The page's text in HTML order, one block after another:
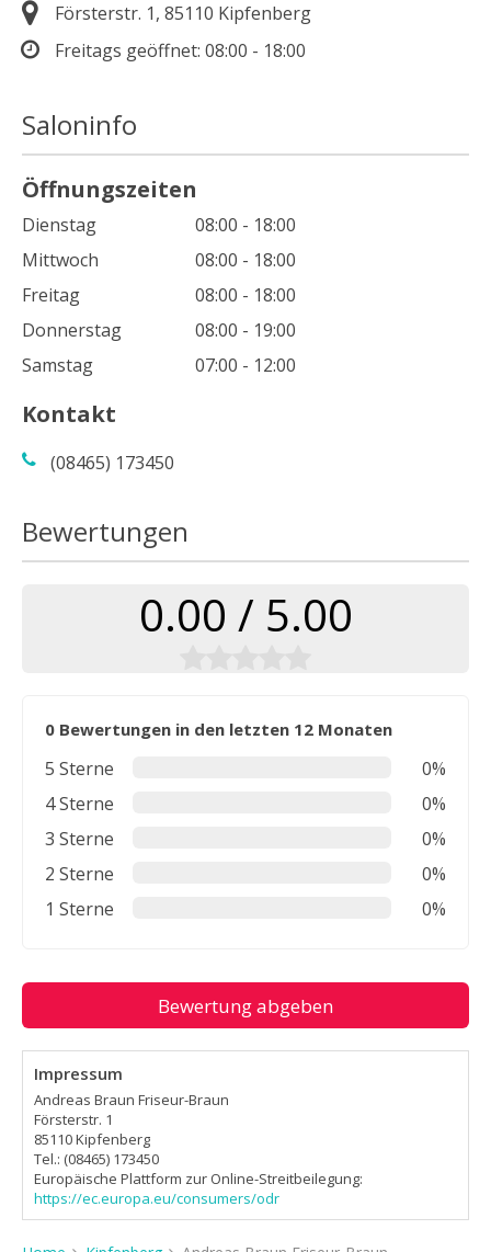
Försterstr. 1, 85110 Kipfenberg
Freitags geöffnet: 08:00 - 18:00
Saloninfo
Öffnungszeiten
Dienstag
08:00 - 18:00
Mittwoch
08:00 - 18:00
Freitag
08:00 - 18:00
Donnerstag
08:00 - 19:00
Samstag
07:00 - 12:00
Kontakt
(08465) 173450
Bewertungen
0.00 / 5.00
0 Bewertungen in den letzten 12 Monaten
5 Sterne
0%
4 Sterne
0%
3 Sterne
0%
2 Sterne
0%
1 Sterne
0%
Bewertung abgeben
Impressum
Andreas Braun Friseur-Braun
Försterstr. 1
85110 Kipfenberg
Tel.: (08465) 173450
Europäische Plattform zur Online-Streitbeilegung:
https://ec.europa.eu/consumers/odr